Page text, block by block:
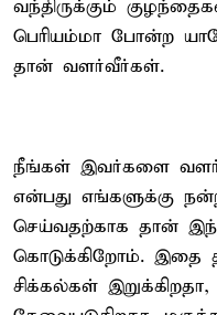
வந்திருக்கும்
பெரியம்மா போன்ற
தான் வளர்வீர்கள்.
நீங்கள் இவர்களை
என்பது எங்களுக்கு
செய்வதற்காக தான் இந்த
கொடுக்கிறோம். இதை
சிக்கல்கள்